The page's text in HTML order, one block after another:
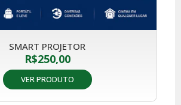
SMART PROJETOR
R$250,00
VER PRODUTO